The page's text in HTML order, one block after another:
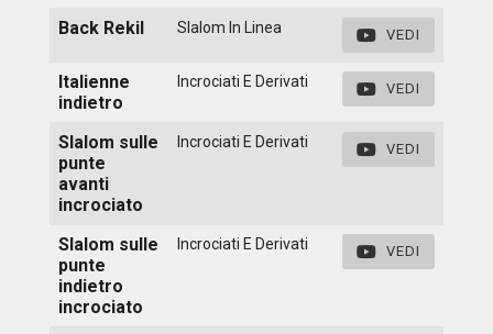
Back Rekil Slalom In Linea VEDI
Italienne
indietro
Incrociati E Derivati VEDI
Slalom sulle
punte
avanti
incrociato
Incrociati E Derivati VEDI
Slalom sulle
punte
indietro
incrociato
Incrociati E Derivati VEDI